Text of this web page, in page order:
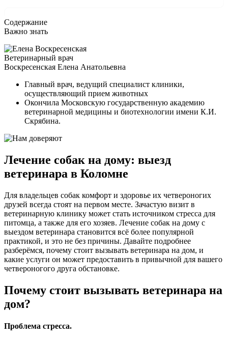
Содержание
Важно знать
Ветеринарный врач
Воскресенская Елена Анатольевна
Главный врач, ведущий специалист клиники,
осуществляющий прием животных
Окончила Московскую государственную академию
ветеринарной медицины и биотехнологии имени К.И.
Скрябина.
Лечение собак на дому: выезд
ветеринара в Коломне
Для владельцев собак комфорт и здоровье их четвероногих
друзей всегда стоят на первом месте. Зачастую визит в
ветеринарную клинику может стать источником стресса для
питомца, а также для его хозяев. Лечение собак на дому с
выездом ветеринара становится всё более популярной
практикой, и это не без причины. Давайте подробнее
разберёмся, почему стоит вызывать ветеринара на дом, и
какие услуги он может предоставить в привычной для вашего
четвероногого друга обстановке.
Почему стоит вызывать ветеринара на
дом?
Проблема стресса.